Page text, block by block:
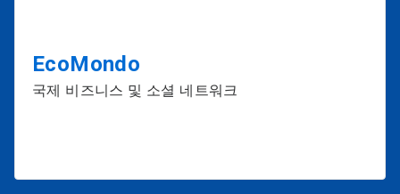
EcoMondo
국제 비즈니스 및 소셜 네트워크